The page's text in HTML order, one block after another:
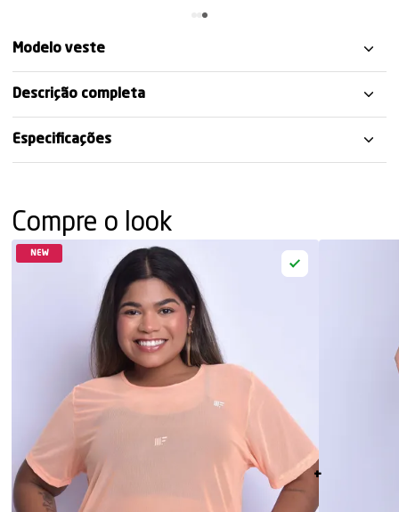
Modelo veste
Descrição completa
Especificações
Compre o look
NEW